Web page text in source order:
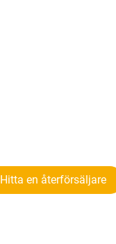
Hitta en återförsäljare